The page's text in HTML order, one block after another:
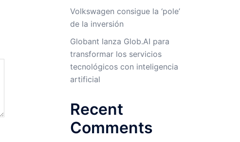
Volkswagen consigue la ‘pole’
de la inversión
Globant lanza Glob.AI para
transformar los servicios
tecnológicos con inteligencia
artificial
Recent
Comments